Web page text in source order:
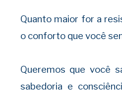
Quanto maior for a
o conforto que você
Queremos que você
sabedoria e